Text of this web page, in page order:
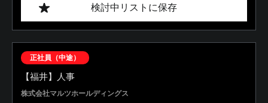
検討中リストに保存
正社員（中途）
【福井】人事
株式会社マルツホールディングス